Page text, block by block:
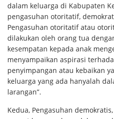
dalam keluarga di Kabupaten
pengasuhan otoritatif,
Pengasuhan otoritatif atau
dilakukan oleh orang tua
kesempatan kepada anak
menyampaikan aspirasi
penyimpangan atau kebaikan
keluarga yang ada hanyalah
larangan”.
Kedua, Pengasuhan